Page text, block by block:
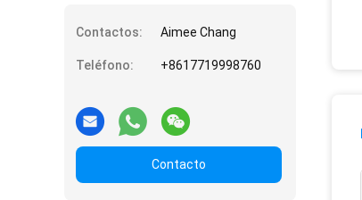
Contactos: Aimee Chang
Teléfono: +8617719998760
Contacto